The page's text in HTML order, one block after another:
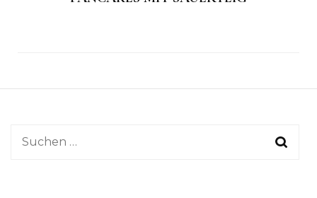
Suchen